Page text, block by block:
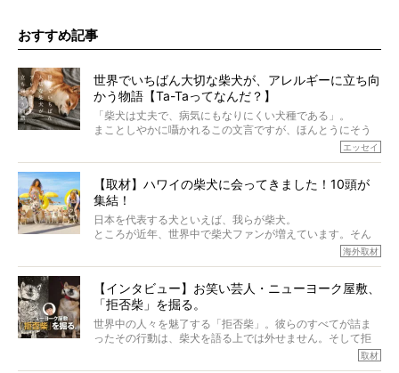
おすすめ記事
世界でいちばん大切な柴犬が、アレルギーに立ち向
かう物語【Ta-Taってなんだ？】
「柴犬は丈夫で、病気にもなりにくい犬種である」。
まことしやかに囁かれるこの文言ですが、ほんとうにそう
でも、いざそれぞれの個体を見ていくと、丈夫で病気にも
なりにくい、とは言えないような気もするのです。
実際に「病気にならない」などということはないし、飼い
主はそのためにやるべきことがある。
今回は、柴犬に関わる方たちすべてに読んで欲しい、ある
語でした。
※文章はご本人の了承を得て編集しています
※画像はすべてイメージです
※この記事は個人の感想であり、効果・効能を示すものではありません
エッセイ
【取材】ハワイの柴犬に会ってきました！10頭が
集結！
日本を代表する犬といえば、我らが柴犬。
ところが近年、世界中で柴犬ファンが増えています。そん
な中「柴犬ライフ」が目をつけたのは、南の楽園ハワイ。
そんな噂を聞きつけ、今回はハワイの柴犬たちを取材して
きました！
海外取材
【インタビュー】お笑い芸人・ニューヨーク屋敷、
「拒否柴」を掘る。
世界中の人々を魅了する「拒否柴」。彼らのすべてが詰ま
ったその行動は、柴犬を語る上では外せません。そして拒
否柴がここまで話題になるのは、“映える”ことも理由のひと
取材